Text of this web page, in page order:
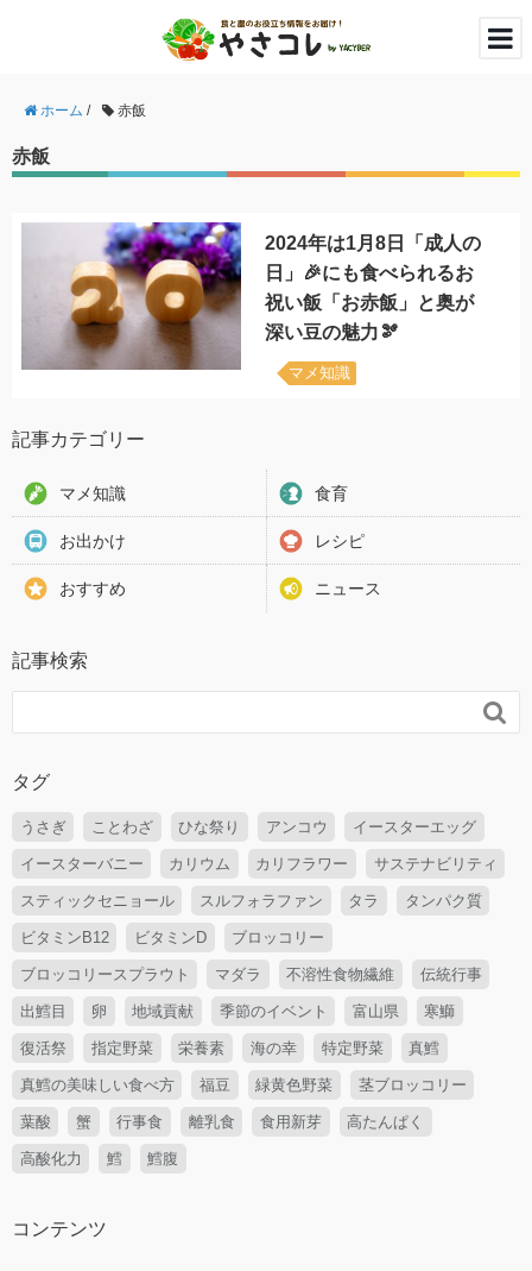
ホーム / 赤飯
赤飯
2024年は1月8日「成人の
日」🎉にも食べられるお
祝い飯「お赤飯」と奥が
深い豆の魅力🫘
マメ知識
記事カテゴリー
マメ知識 食育
お出かけ レシピ
おすすめ ニュース
記事検索

タグ
うさぎ ことわざ ひな祭り アンコウ イースターエッグ
イースターバニー カリウム カリフラワー サステナビリティ
スティックセニョール スルフォラファン タラ タンパク質
ビタミンB12 ビタミンD ブロッコリー
ブロッコリースプラウト マダラ 不溶性食物繊維 伝統行事
出鱈目 卵 地域貢献 季節のイベント 富山県 寒鰤
復活祭 指定野菜 栄養素 海の幸 特定野菜 真鱈
真鱈の美味しい食べ方 福豆 緑黄色野菜 茎ブロッコリー
葉酸 蟹 行事食 離乳食 食用新芽 高たんぱく
高酸化力 鱈 鱈腹
コンテンツ